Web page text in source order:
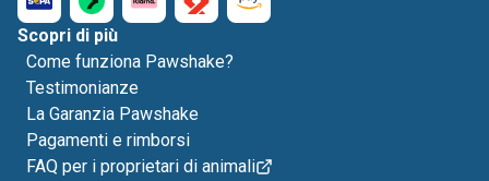
Scopri di più
Come funziona Pawshake?
Testimonianze
La Garanzia Pawshake
Pagamenti e rimborsi
FAQ per i proprietari di animali